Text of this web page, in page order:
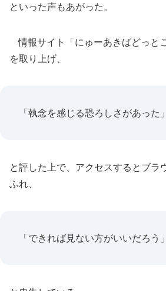
といった声もあがった。
情報サイト「にゅーあきばどっと
を取り上げ、
「執念を感じる恐ろしさがあった」
と評した上で、アクセスするとブラ
ふれ、
「できれば見ない方がいいだろう」